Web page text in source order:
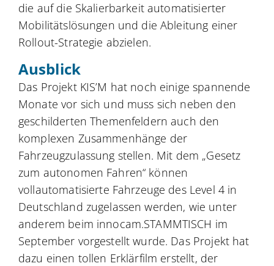
die auf die Skalierbarkeit automatisierter
Mobilitätslösungen und die Ableitung einer
Rollout-Strategie abzielen.
Ausblick
Das Projekt KIS’M hat noch einige spannende
Monate vor sich und muss sich neben den
geschilderten Themenfeldern auch den
komplexen Zusammenhänge der
Fahrzeugzulassung stellen. Mit dem „Gesetz
zum autonomen Fahren“ können
vollautomatisierte Fahrzeuge des Level 4 in
Deutschland zugelassen werden, wie unter
anderem beim innocam.STAMMTISCH im
September vorgestellt wurde. Das Projekt hat
dazu einen tollen Erklärfilm erstellt, der